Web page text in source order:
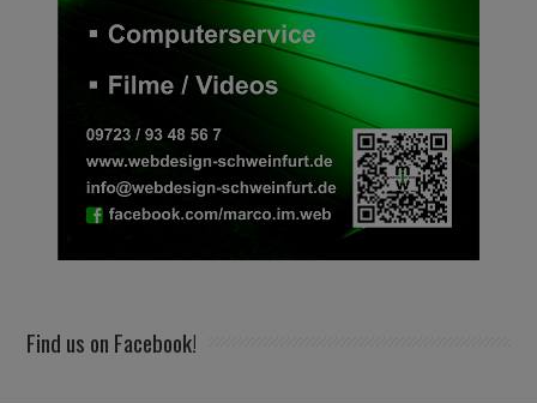
Find us on Facebook!